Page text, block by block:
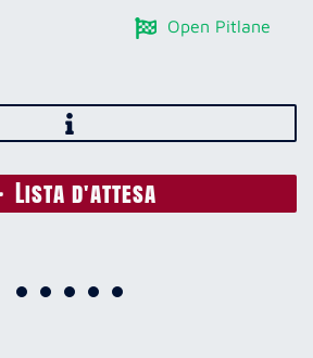
Open Pitlane
Lista d'attesa